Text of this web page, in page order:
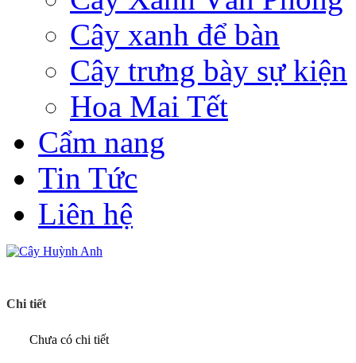
Cây xanh để bàn
Cây trưng bày sự kiện
Hoa Mai Tết
Cẩm nang
Tin Tức
Liên hệ
Chi tiết
Chưa có chi tiết